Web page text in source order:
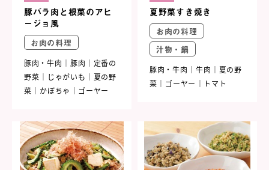
豚バラ肉と根菜のアヒ
ージョ風
お肉の料理
豚肉・牛肉 豚肉
定番の
野菜
じゃがいも
夏の野
菜
かぼちゃ ゴーヤー
夏野菜すき焼き
お肉の料理
汁物・鍋
豚肉・牛肉 牛肉
夏の野
菜
ゴーヤー トマト